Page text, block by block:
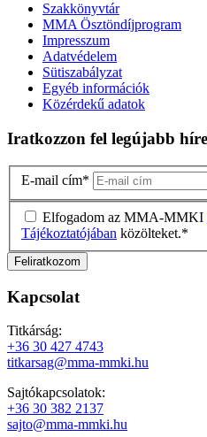
Szakkönyvtár
MMA Ösztöndíjprogram
Impresszum
Adatvédelem
Sütiszabályzat
Egyéb információk
Közérdekű adatok
Iratkozzon fel legújabb
E-mail cím*
Elfogadom az MMA-MMKI
Tájékoztatójában közölteket.*
Kapcsolat
Titkárság:
+36 30 427 4743
titkarsag@mma-mmki.hu
Sajtókapcsolatok:
+36 30 382 2137
sajto@mma-mmki.hu